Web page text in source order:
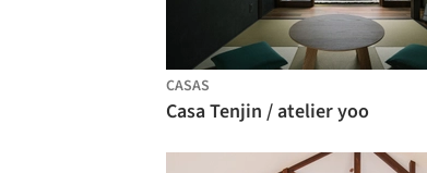
CASAS
Casa Tenjin / atelier yoo